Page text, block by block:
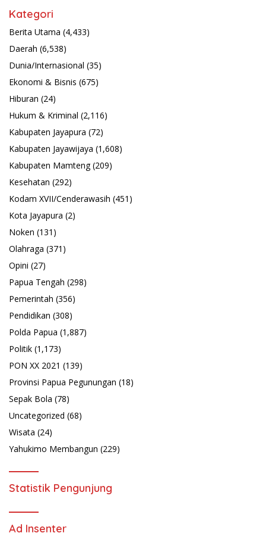
Kategori
Berita Utama (4,433)
Daerah (6,538)
Dunia/Internasional (35)
Ekonomi & Bisnis (675)
Hiburan (24)
Hukum & Kriminal (2,116)
Kabupaten Jayapura (72)
Kabupaten Jayawijaya (1,608)
Kabupaten Mamteng(209)
Kesehatan (292)
Kodam XVII/Cenderawasih (451)
Kota Jayapura (2)
Noken (131)
Olahraga (371)
Opini (27)
Papua Tengah (298)
Pemerintah (356)
Pendidikan (308)
Polda Papua (1,887)
Politik (1,173)
PON XX 2021 (139)
Provinsi Papua Pegunungan (18)
Sepak Bola (78)
Uncategorized (68)
Wisata (24)
Yahukimo Membangun (229)
Statistik Pengunjung
Ad Insenter